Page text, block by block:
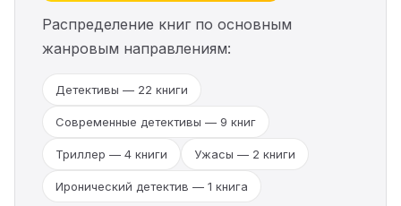
Распределение книг по основным
жанровым направлениям:
Детективы — 22 книги
Современные детективы — 9 книг
Триллер — 4 книги Ужасы — 2 книги
Иронический детектив — 1 книга